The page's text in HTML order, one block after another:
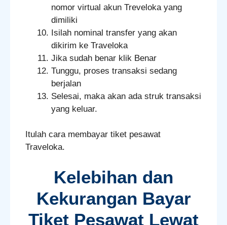
nomor virtual akun Treveloka yang
dimiliki
Isilah nominal transfer yang akan
dikirim ke Traveloka
Jika sudah benar klik Benar
Tunggu, proses transaksi sedang
berjalan
Selesai, maka akan ada struk transaksi
yang keluar.
Itulah cara membayar tiket pesawat
Traveloka.
Kelebihan dan
Kekurangan Bayar
Tiket Pesawat Lewat